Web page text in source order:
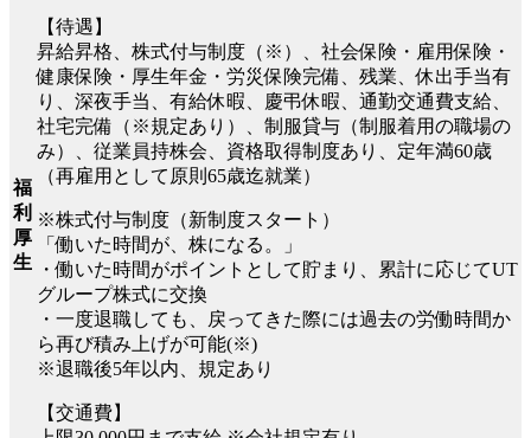
福
利
厚
生
【待遇】
昇給昇格、株式付与制度（※）、社会保険・雇用保険・
健康保険・厚生年金・労災保険完備、残業、休出手当有
り、深夜手当、有給休暇、慶弔休暇、通勤交通費支給、
社宅完備（※規定あり）、制服貸与（制服着用の職場の
み）、従業員持株会、資格取得制度あり、定年満60歳
（再雇用として原則65歳迄就業）
※株式付与制度（新制度スタート）
「働いた時間が、株になる。」
・働いた時間がポイントとして貯まり、累計に応じてUT
グループ株式に交換
・一度退職しても、戻ってきた際には過去の労働時間か
ら再び積み上げが可能(※)
※退職後5年以内、規定あり
【交通費】